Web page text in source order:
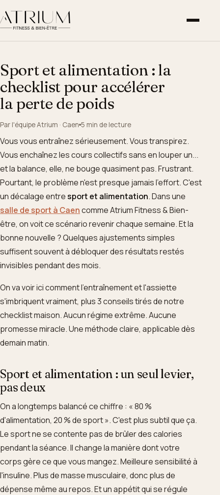
Sport et alimentation : la
checklist pour accélérer
la perte de poids
Par l'équipe Atrium · Caen 5 min de lecture
Vous vous entraînez sérieusement. Vous transpirez.
Vous enchaînez les cours collectifs sans en louper un...
et la balance, elle, ne bouge quasiment pas. Frustrant.
Pourtant, le problème n'est presque jamais l'effort. C'est
un décalage entresport et alimentation. Dans une
salle de sport à Caencomme Atrium Fitness & Bien-
être, on voit ce scénario revenir chaque semaine. Et la
bonne nouvelle ? Quelques ajustements simples
suffisent souvent à débloquer des résultats restés
invisibles pendant des mois.
On va voir ici comment l'entraînement et l'assiette
s'imbriquent vraiment, plus 3 conseils tirés de notre
checklist maison. Aucun régime extrême. Aucune
promesse miracle. Une méthode claire, applicable dès
demain matin.
Sport et alimentation : un seul levier,
pas deux
On a longtemps balancé ce chiffre : « 80 %
d'alimentation, 20 % de sport ». C'est plus subtil que ça.
Le sport ne se contente pas de brûler des calories
pendant la séance. Il change la manière dont votre
corps gère ce que vous mangez. Meilleure sensibilité à
l'insuline. Plus de masse musculaire, donc plus de
dépense même au repos. Et un appétit qui se régule